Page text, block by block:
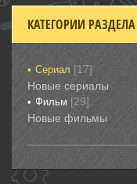
КАТЕГОРИИ РАЗДЕЛА
Сериал [17]
Новые сериалы
Фильм [29]
Новые фильмы